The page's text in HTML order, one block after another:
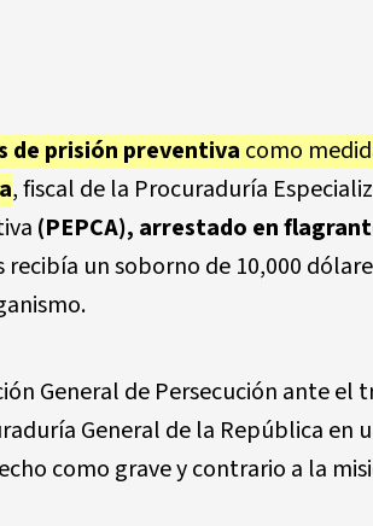
de prisión preventiva como
, fiscal de la Procuraduría
(PEPCA), arrestado en
recibía un soborno de 10,000
General de Persecución ante el
General de la República en
como grave y contrario a la